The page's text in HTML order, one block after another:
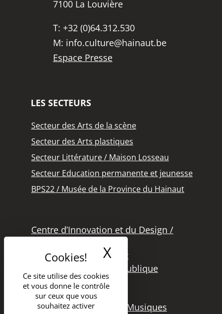
Ce site utilise des cookies
et vous donne le contrôle
sur ceux que vous
souhaitez activer
X Masquer le
7100 La Louvière
T: +32 (0)64.312.530
M: info.culture@hainaut.be
Espace Presse
LES SECTEURS
Secteur des Arts de la scène
Secteur des Arts plastiques
Secteur Littérature / Maison Losseau
Secteur Education permanente et jeunesse
BPS22 / Musée de la Province du Hainaut
Centre d’Innovation et du Design /
Office des Métiers d’Art
Secteur de la Lecture Publique
Bibliothèque Langlois
Secteur Cinéma
Secteur Audiovisuel et Musiques